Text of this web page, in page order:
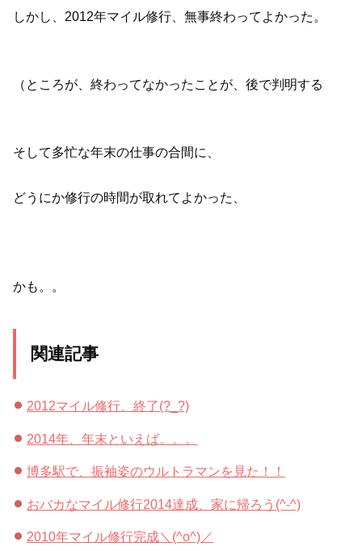
しかし、2012年マイル修行、無事終わってよかった。
（ところが、終わってなかったことが、後で判明する
そして多忙な年末の仕事の合間に、
どうにか修行の時間が取れてよかった、
かも。。
関連記事
2012マイル修行、終了(?_?)
2014年、年末といえば。。。
博多駅で、振袖姿のウルトラマンを見た！！
おバカなマイル修行2014達成、家に帰ろう(^-^)
2010年マイル修行完成＼(^o^)／